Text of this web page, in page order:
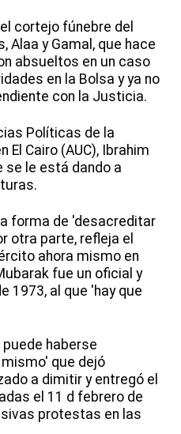
cortejo fúnebre del
Alaa y Gamal, que hace
absueltos en un caso
en la Bolsa y ya no
con la Justicia.
Políticas de la
El Cairo (AUC), Ibrahim
se le está dando a
forma de 'desacreditar
otra parte, refleja el
ahora mismo en
fue un oficial y
1973, al que 'hay que
puede haberse
que dejó
a dimitir y entregó el
el 11 d febrero de
protestas en las